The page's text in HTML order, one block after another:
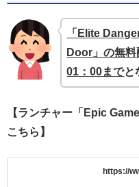
「Elite
Door」の無
01 ：00までと
【ランチャー「Epic
こちら】
https://